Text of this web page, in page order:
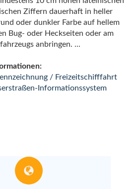
Ziffern dauerhaft in heller
oder dunkler Farbe auf hellem
Bug- oder Heckseiten oder am
anbringen. ...
/ Freizeitschifffahrt
Informationssystem